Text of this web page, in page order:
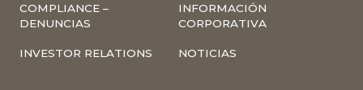
COMPLIANCE –
DENUNCIAS
INFORMACIÓN
CORPORATIVA
INVESTOR RELATIONS NOTICIAS